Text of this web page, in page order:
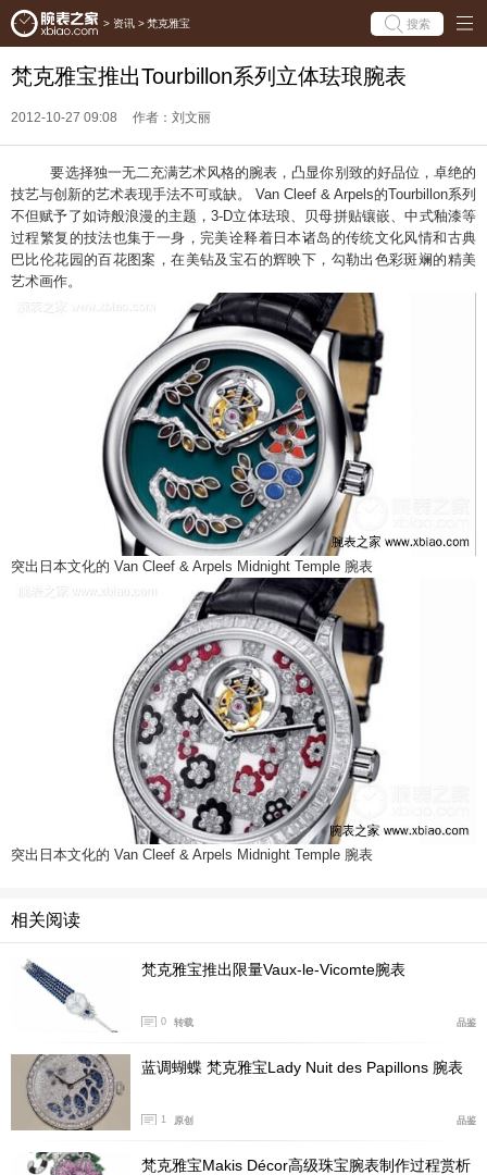
> 资讯 > 梵克雅宝 搜索
梵克雅宝推出Tourbillon系列立体珐琅腕表
2012-10-27 09:08 作者：刘文丽
要选择独一无二充满艺术风格的腕表，凸显你别致的好品位，卓绝的
技艺与创新的艺术表现手法不可或缺。 Van Cleef & Arpels的Tourbillon系列
不但赋予了如诗般浪漫的主题，3-D立体珐琅、贝母拼贴镶嵌、中式釉漆等
过程繁复的技法也集于一身，完美诠释着日本诸岛的传统文化风情和古典
巴比伦花园的百花图案，在美钻及宝石的辉映下，勾勒出色彩斑斓的精美
艺术画作。
突出日本文化的 Van Cleef & Arpels Midnight Temple 腕表
突出日本文化的 Van Cleef & Arpels Midnight Temple 腕表
相关阅读
梵克雅宝推出限量Vaux-le-Vicomte腕表
0 转载 品鉴
蓝调蝴蝶 梵克雅宝Lady Nuit des Papillons 腕表
1 原创 品鉴
梵克雅宝Makis Décor高级珠宝腕表制作过程赏析